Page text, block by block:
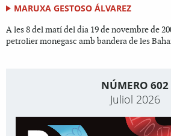
MARUXA GESTOSO ÁLVAREZ
A les 8 del matí del dia 19 de novembre de
petrolier monegasc amb bandera de les
NÚMERO 602
Juliol 2026